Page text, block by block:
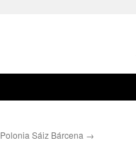
Polonia Sáiz Bárcena →